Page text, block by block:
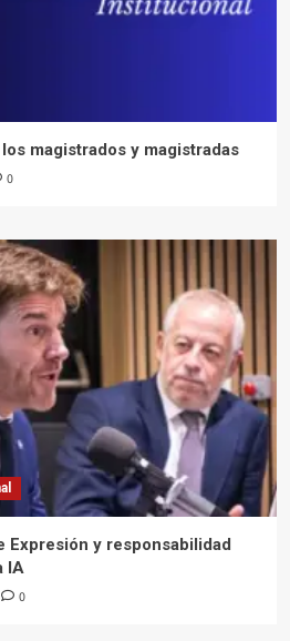
magistrados y magistradas
0
Expresión y responsabilidad
IA
0